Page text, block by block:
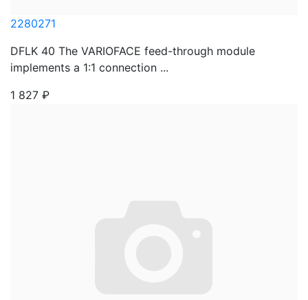
2280271
DFLK 40 The VARIOFACE feed-through module
implements a 1:1 connection ...
1 827 ₽